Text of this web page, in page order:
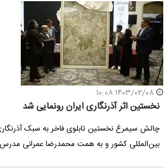
نخستین اثر آذرنگاری ایران رونمایی شد
چالش سیمرغ نخستین تابلوی فاخر به سبک
بین‌المللی کشور و به همت محمدرضا عمرانی